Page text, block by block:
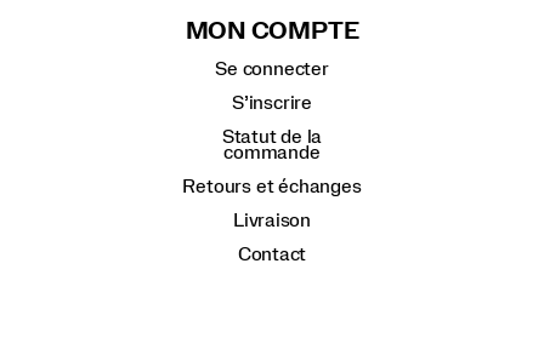
MON COMPTE
Se connecter
S’inscrire
Statut de la
commande
Retours et échanges
Livraison
Contact